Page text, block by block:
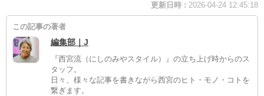
更新日時 : 2026-04-24 12:45:18
この記事の著者
編集部｜J
『西宮流（にしのみやスタイル）』の立ち上げ時からのス
タッフ。
日々、様々な記事を書きながら西宮のヒト・モノ・コトを
繋ぎます。